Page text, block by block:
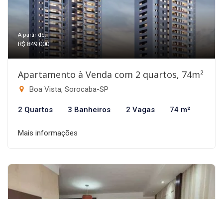
A partir de:
R$ 849.000
Apartamento à Venda com 2 quartos, 74m²
Boa Vista, Sorocaba-SP
2 Quartos 3 Banheiros 2 Vagas 74 m²
Mais informações